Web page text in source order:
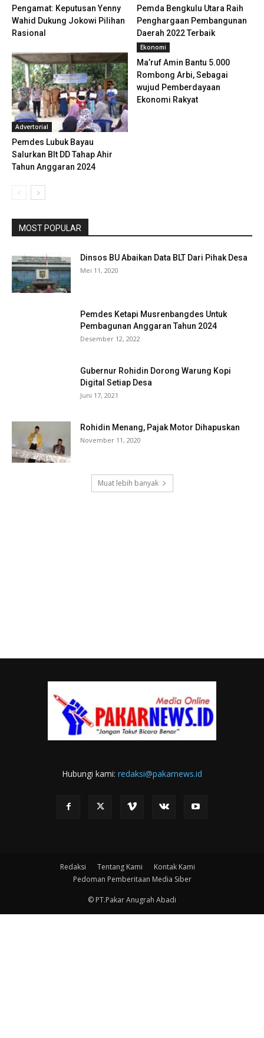
Pengamat: Keputusan Yenny
Wahid Dukung Jokowi Pilihan
Rasional
Pemda Bengkulu Utara Raih
Penghargaan Pembangunan
Daerah 2022 Terbaik
Advertorial
Pemdes Lubuk Bayau
Salurkan Blt DD Tahap Ahir
Tahun Anggaran 2024
Ekonomi
Ma’ruf Amin Bantu 5.000
Rombong Arbi, Sebagai
wujud Pemberdayaan
Ekonomi Rakyat
MOST POPULAR
Dinsos BU Abaikan Data BLT Dari Pihak Desa
Mei 11, 2020
Pemdes Ketapi Musrenbangdes Untuk
Pembagunan Anggaran Tahun 2024
Desember 12, 2022
Gubernur Rohidin Dorong Warung Kopi
Digital Setiap Desa
Juni 17, 2021
Rohidin Menang, Pajak Motor Dihapuskan
November 11, 2020
Muat lebih banyak
Hubungi kami: redaksi@pakarnews.id
Redaksi Tentang Kami
Kontak Kami
Pedoman Pemberitaan Media Siber
© PT.Pakar Anugrah Abadi